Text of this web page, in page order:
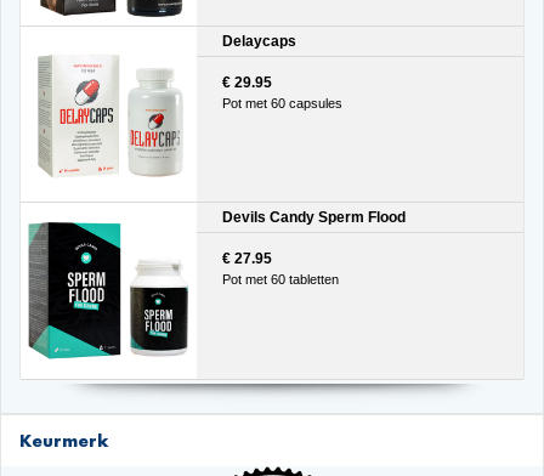
Delaycaps
€ 29.95
Pot met 60 capsules
Devils Candy Sperm Flood
€ 27.95
Pot met 60 tabletten
Keurmerk